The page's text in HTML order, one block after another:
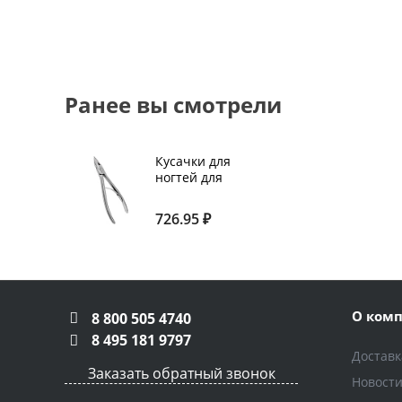
Ранее вы смотрели
Кусачки для
ногтей для
SILVER STAR KCC-
2, 10 мм
726.95 ₽
8 800 505 4740
8 495 181 9797
Заказать обратный звонок
О
Новости